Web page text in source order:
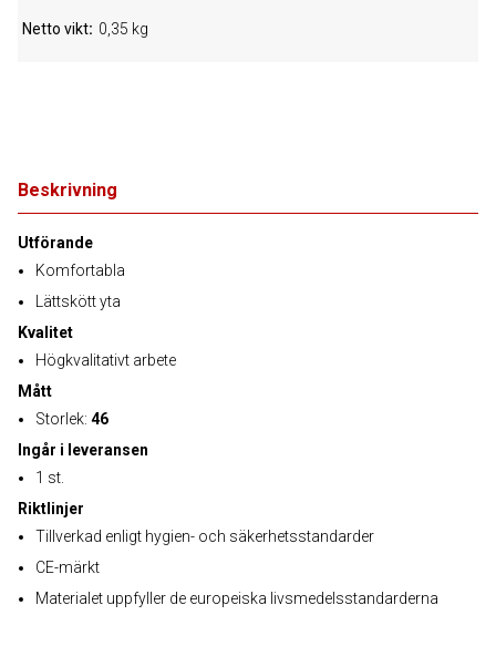
Beskrivning
Utförande
Komfortabla
Lättskött yta
Kvalitet
Högkvalitativt arbete
Mått
Storlek: 46
Ingår i leveransen
1 st.
Riktlinjer
Tillverkad enligt hygien- och säkerhetsstandarder
CE-märkt
Materialet uppfyller de europeiska livsmedelsstandarderna
Netto vikt 0,35 kg